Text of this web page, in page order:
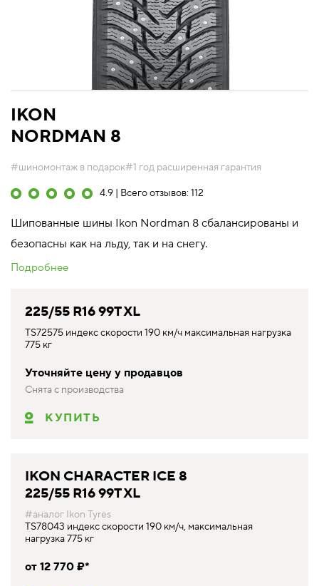
IKON
NORDMAN 8
#шиномонтаж в подарок#1 год расширенная гарантия
4.9 | Всего отзывов: 112
Шипованные шины Ikon Nordman 8 сбалансированы и
безопасны как на льду, так и на снегу.
Подробнее
225/55 R16 99T XL
TS72575 индекс скорости 190 км/ч максимальная нагрузка
775 кг
Уточняйте цену у продавцов
Снята с производства
КУПИТЬ
IKON CHARACTER ICE 8
225/55 R16 99T XL
#аналог Ikon Tyres
TS78043 индекс скорости 190 км/ч, максимальная
нагрузка 775 кг
от 12 770 ₽*